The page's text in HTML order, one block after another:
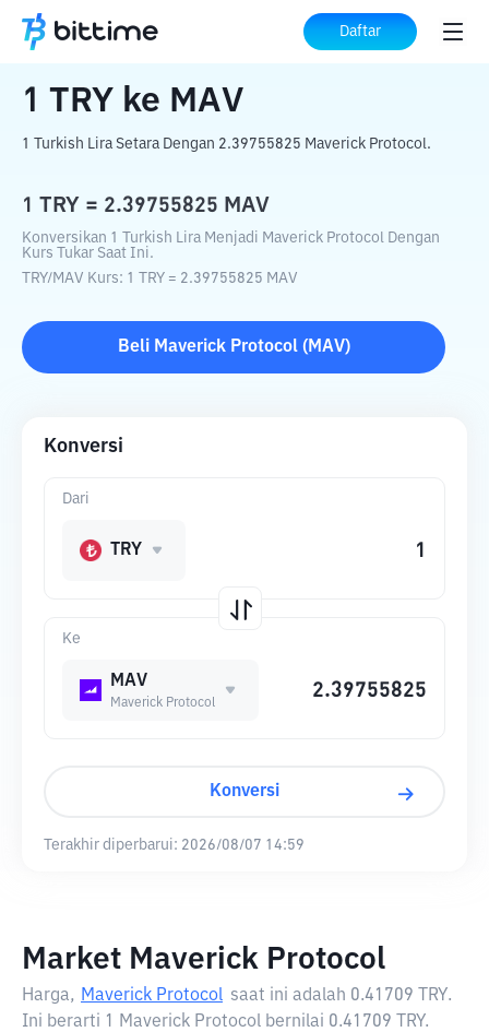
Daftar
Beranda Konverter Kripto ke MAV
1 TRY ke MAV
1 Turkish Lira Setara Dengan 2.39755825 Maverick Protocol.
1 TRY = 2.39755825 MAV
Konversikan 1 Turkish Lira Menjadi Maverick Protocol Dengan
Kurs Tukar Saat Ini.
TRY/MAV Kurs: 1 TRY = 2.39755825 MAV
Beli Maverick Protocol( MAV)
Konversi
Ke
MAV
Maverick Protocol
Dari
TRY
Konversi
Terakhir diperbarui: 2026/08/07 14:59
Market Maverick Protocol
Harga, Maverick Protocol saat ini adalah 0.41709 TRY.
Ini berarti 1 Maverick Protocol bernilai 0.41709 TRY.